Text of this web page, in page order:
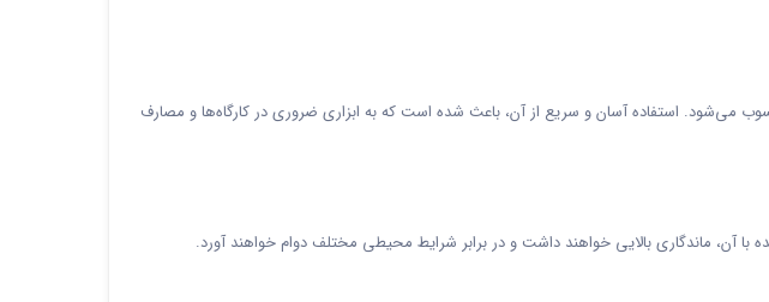
می‌شود. استفاده آسان و سریع از آن، باعث شده است که به ابزاری ضروری در کارگاه‌ها و مصارف
با آن، ماندگاری بالایی خواهند داشت و در برابر شرایط محیطی مختلف دوام خواهند آورد.